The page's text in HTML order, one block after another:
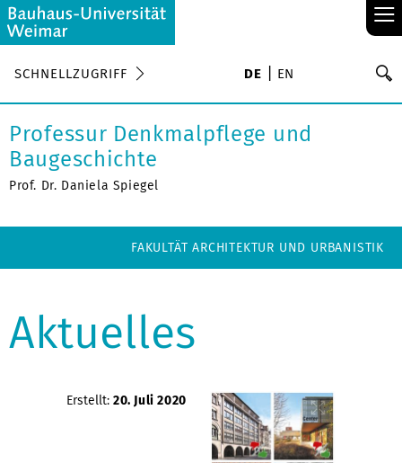
≡
SCHNELLZUGRIFF DE EN
Professur Denkmalpflege und
Baugeschichte
Prof. Dr. Daniela Spiegel
FAKULTÄT ARCHITEKTUR UND URBANISTIK
Aktuelles
Erstellt: 20. Juli 2020